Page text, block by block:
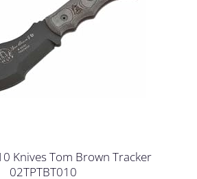
Knives Tom Brown Tracker
02TPTBT010